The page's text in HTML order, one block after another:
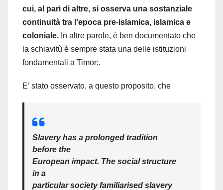
cui, al pari di altre, si osserva una sostanziale
continuità tra l’epoca pre-islamica, islamica e
coloniale. In altre parole, è ben documentato che
la schiavitù è sempre stata una delle istituzioni
fondamentali a Timor;.
E’ stato osservato, a questo proposito, che
Slavery has a prolonged tradition
before the
European impact. The social structure
in a
particular society familiarised slavery